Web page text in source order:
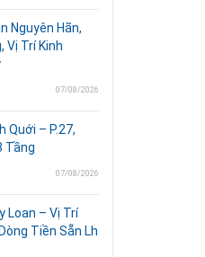
Nguyên Hãn,
Vị Trí Kinh
07/08/2026
Quới – P.27,
Tầng
07/08/2026
Loan – Vị Trí
Tiền Sẵn Lh